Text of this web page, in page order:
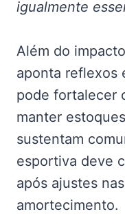
igualmente
Além do
aponta reflexos
pode fortalecer
manter
sustentam
esportiva deve
após ajustes
amortecimento.